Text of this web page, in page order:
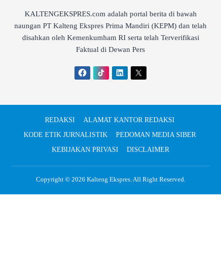
KALTENGEKSPRES.com adalah portal berita di bawah
naungan PT Kalteng Ekspres Prima Mandiri (KEPM) dan telah
disahkan oleh Kemenkumham RI serta telah Terverifikasi
Faktual di Dewan Pers
REDAKSI
ALAMAT KANTOR REDAKSI
KODE ETIK JURNALISTIK
PEDOMAN MEDIA SIBER
KEBIJAKAN PRIVASI
DISCLAIMER
Copyright © 2026 Kalteng Ekspres. All Right Reserved.